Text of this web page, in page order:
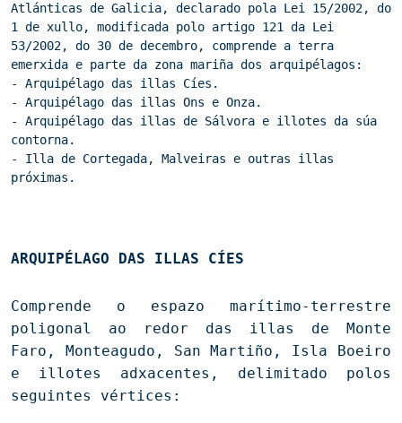
Atlánticas de Galicia, declarado pola Lei 15/2002, do
1 de xullo, modificada polo artigo 121 da Lei
53/2002, do 30 de decembro, comprende a terra
emerxida e parte da zona mariña dos arquipélagos:
- Arquipélago das illas Cíes.
- Arquipélago das illas Ons e Onza.
- Arquipélago das illas de Sálvora e illotes da súa
contorna.
- Illa de Cortegada, Malveiras e outras illas
próximas.
ARQUIPÉLAGO DAS ILLAS CÍES
Comprende o espazo marítimo-terrestre
poligonal ao redor das illas de Monte
Faro, Monteagudo, San Martiño, Isla Boeiro
e illotes adxacentes, delimitado polos
seguintes vértices: